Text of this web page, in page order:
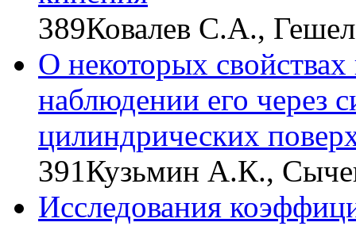
389Ковалев С.А.,
О некоторых
наблюдении его через
цилиндрических
391Кузьмин А.К.,
Исследования